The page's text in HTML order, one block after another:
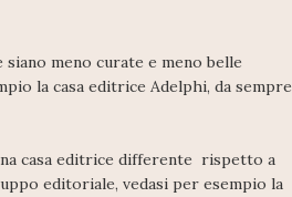
meno curate e meno belle
la casa editrice Adelphi, da sempre
casa editrice differente rispetto a
editoriale, vedasi per esempio la